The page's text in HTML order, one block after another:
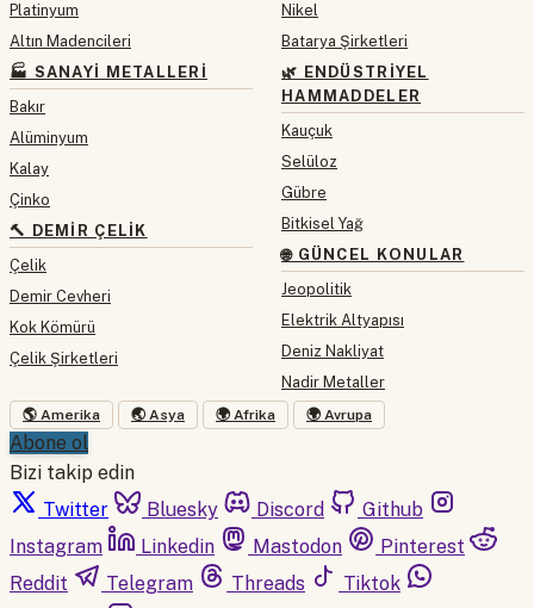
Platinyum
Altın Madencileri
🏭 SANAYI METALLERI
Bakır
Alüminyum
Kalay
Çinko
🔨 DEMIR ÇELIK
Çelik
Demir Cevheri
Kok Kömürü
Çelik Şirketleri
Nikel
Batarya Şirketleri
🌿 ENDÜSTRIYEL
HAMMADDELER
Kauçuk
Selüloz
Gübre
Bitkisel Yağ
🌐 GÜNCEL KONULAR
Jeopolitik
Elektrik Altyapısı
Deniz Nakliyat
Nadir Metaller
🌎 Amerika 🌏 Asya 🌍 Afrika 🌍 Avrupa
Abone ol
Bizi takip edin
Twitter
Bluesky Discord
Github
Instagram
Linkedin Mastodon
Pinterest
Reddit
Telegram Threads
Tiktok